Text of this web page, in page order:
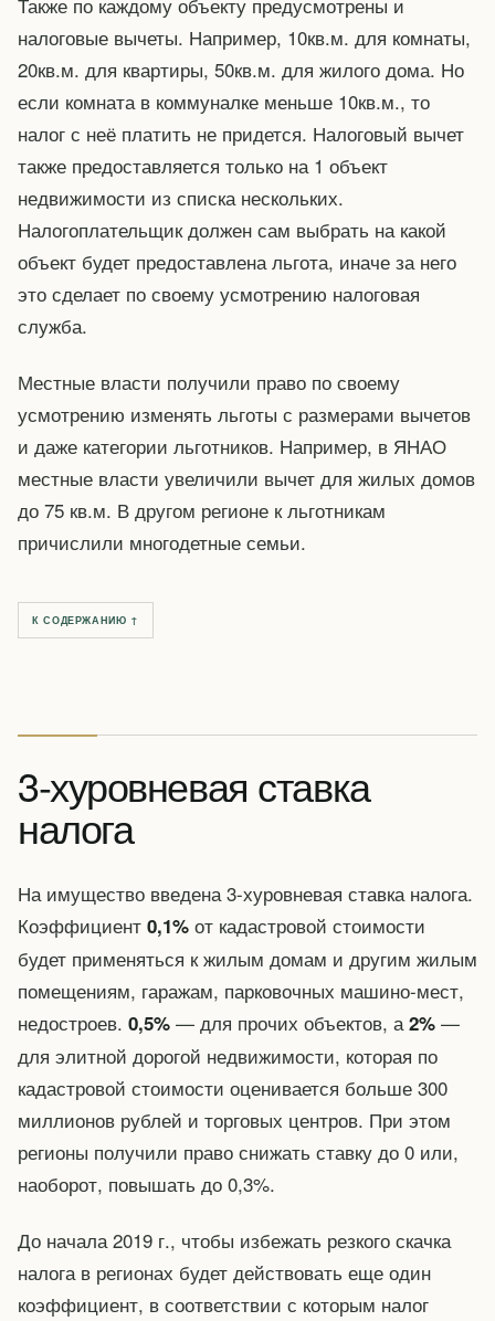
налоговые вычеты. Например, 10кв.м. для комнаты,
20кв.м. для квартиры, 50кв.м. для жилого дома. Но
если комната в коммуналке меньше 10кв.м., то
налог с неё платить не придется. Налоговый вычет
также предоставляется только на 1 объект
недвижимости из списка нескольких.
Налогоплательщик должен сам выбрать на какой
объект будет предоставлена льгота, иначе за него
это сделает по своему усмотрению налоговая
служба.
Местные власти получили право по своему
усмотрению изменять льготы с размерами вычетов
и даже категории льготников. Например, в ЯНАО
местные власти увеличили вычет для жилых домов
до 75 кв.м. В другом регионе к льготникам
причислили многодетные семьи.
К СОДЕРЖАНИЮ ↑
3-хуровневая ставка
налога
На имущество введена 3-хуровневая ставка налога.
Коэффициент 0,1% от кадастровой стоимости
будет применяться к жилым домам и другим жилым
помещениям, гаражам, парковочных машино-мест,
недостроев. 0,5% — для прочих объектов, а 2% —
для элитной дорогой недвижимости, которая по
кадастровой стоимости оценивается больше 300
миллионов рублей и торговых центров. При этом
регионы получили право снижать ставку до 0 или,
наоборот, повышать до 0,3%.
До начала 2019 г., чтобы избежать резкого скачка
налога в регионах будет действовать еще один
коэффициент, в соответствии с которым налог